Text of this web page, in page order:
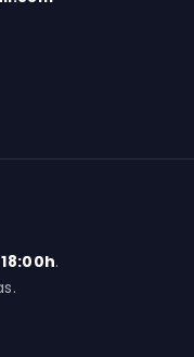
18:00h.